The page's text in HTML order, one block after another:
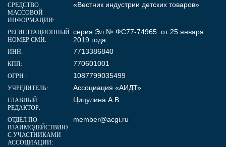
СРЕДСТВО
МАССОВОЙ
ИНФОРМАЦИИ:
«Вестник индустрии детских товаров»
РЕГИСТРАЦИОННЫЙ
НОМЕР СМИ:
серия Эл № ФС77-74965 от 25 января
2019 года
ИНН: 7713386840
КПП: 770601001
ОГРН : 1087799035499
УЧРЕДИТЕЛЬ: Ассоциация «АИДТ»
ГЛАВНЫЙ
РЕДАКТОР:
Цицулина А.В.
ОТДЕЛ ПО
ВЗАИМОДЕЙСТВИЮ
С УЧАСТНИКАМИ
АССОЦИАЦИИ:
member@acgi.ru